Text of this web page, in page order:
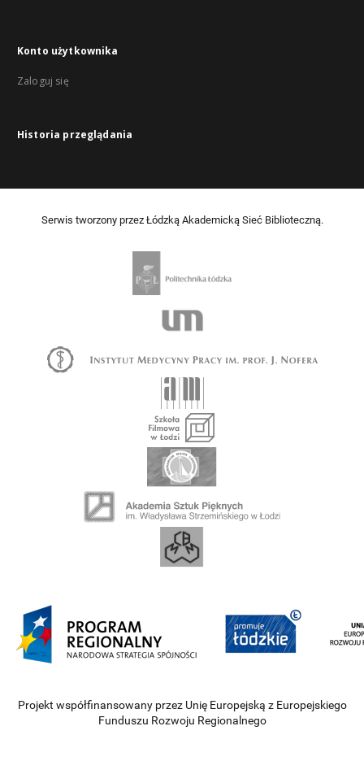
Konto użytkownika
Zaloguj się
Historia przeglądania
Serwis tworzony przez Łódzką Akademicką Sieć Biblioteczną.
Projekt współfinansowany przez Unię Europejską z Europejskiego
Funduszu Rozwoju Regionalnego